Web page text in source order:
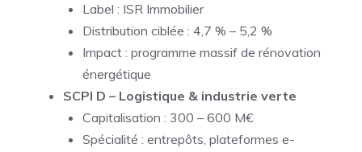
Label : ISR Immobilier
Distribution ciblée : 4,7 % – 5,2 %
Impact : programme massif de rénovation
énergétique
SCPI D – Logistique & industrie verte
Capitalisation : 300 – 600 M€
Spécialité : entrepôts, plateformes e-